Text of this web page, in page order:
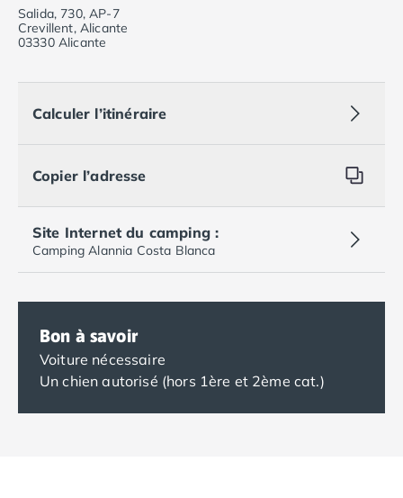
Salida, 730, AP-7
Crevillent, Alicante
03330 Alicante
Calculer l’itinéraire
Copier l’adresse
Site Internet du camping :
Camping Alannia Costa Blanca
Bon à savoir
Voiture nécessaire
Un chien autorisé (hors 1ère et 2ème cat.)